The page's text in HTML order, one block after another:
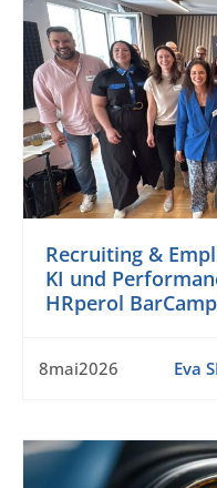
Recruiting &
KI und
HRperol
8mai2026 Eva